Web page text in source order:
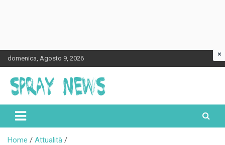
Skip
to
content
domenica, Agosto 9, 2026
Spraynews.it
Home
Attualità
×